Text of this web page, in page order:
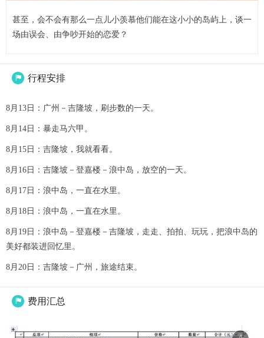
甚至，会不会有那么一点儿小羡慕他们能在这小小的岛屿上，谈一
场由误会、由争吵开始的恋爱？
 行程安排
8月13日：广州－吉隆坡，刷步数的一天。
8月14日：暴走马六甲。
8月15日：吉隆坡，我就看看。
8月16日：吉隆坡－登嘉楼－浪中岛，放空的一天。
8月17日：浪中岛，一直在水里。
8月18日：浪中岛，一直在水里。
8月19日：浪中岛－登嘉楼－吉隆坡，走走、拍拍、玩玩，把浪中岛的
美好都装进回忆里。
8月20日：吉隆坡－广州，旅途结束。
 费用汇总